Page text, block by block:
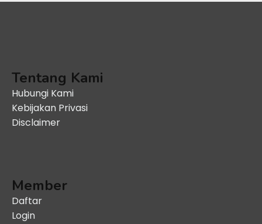
Tentang Kami
Hubungi Kami
Kebijakan Privasi
Disclaimer
Member
Daftar
Login